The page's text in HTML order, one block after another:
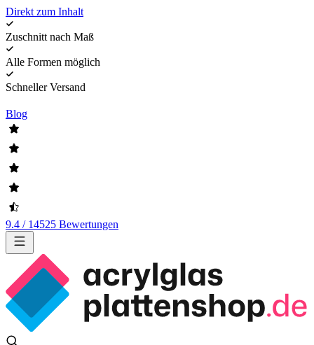
Direkt zum Inhalt
Zuschnitt nach Maß
Alle Formen möglich
Schneller Versand
Blog
9.4 / 14525 Bewertungen